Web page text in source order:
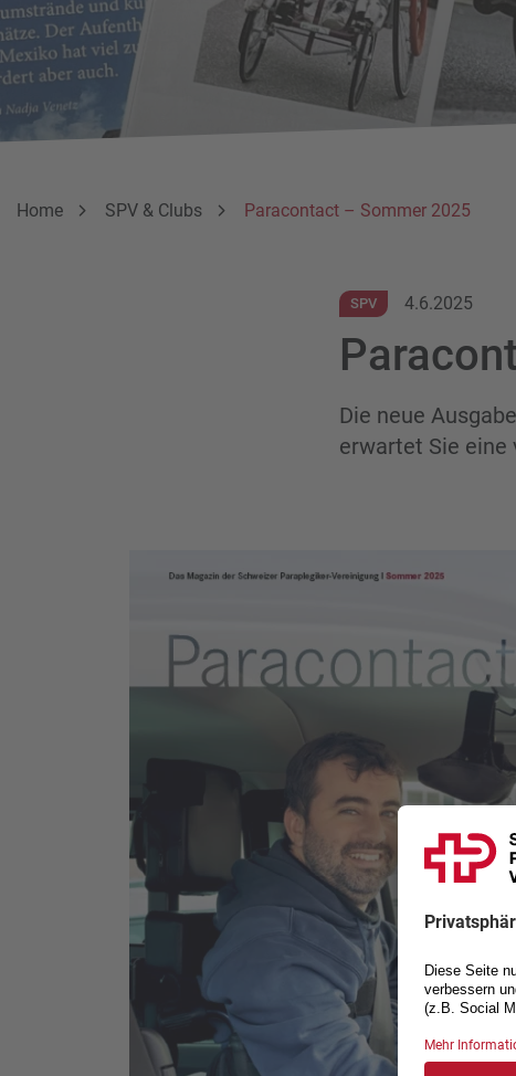
Breadcrumbnavigation
Sie befinden sich hier:
Home SPV & Clubs Paracontact – Sommer 2025
SPV 4.6.2025
Die neue
erwartet Sie eine